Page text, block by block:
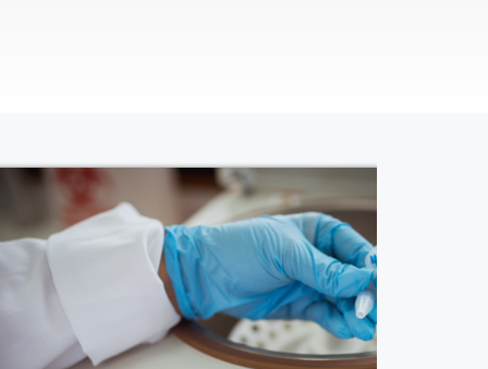
Sanidad Animal
con un personal científico dedicado a la
de diagnóstico de las principales
el ganado y los animales de cría, así
de vacunas, kits de diagnóstico y